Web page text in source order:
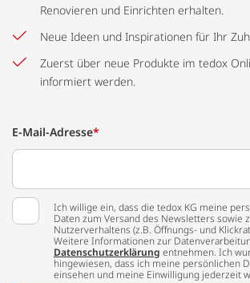
Renovieren und Einrichten erhalten.
Neue Ideen und Inspirationen für Ihr
Zuerst über neue Produkte im tedox
informiert werden.
E-Mail-Adresse*
Ich willige ein, dass die tedox KG meine
Daten zum Versand des Newsletters sowie
Nutzerverhaltens (z.B. Öffnungs- und
Weitere Informationen zur
Datenschutzerklärung entnehmen. Ich
hingewiesen, dass ich meine persönlichen
einsehen und meine Einwilligung jederzeit